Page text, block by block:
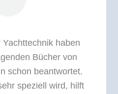
haben
Bücher von
schon beantwortet.
speziell wird, hilft